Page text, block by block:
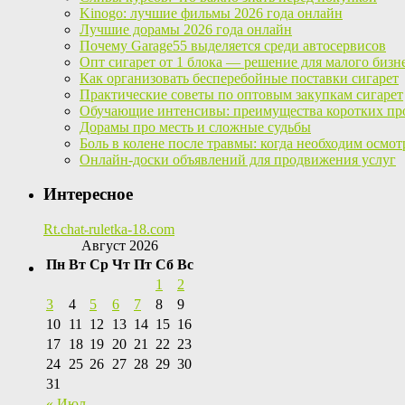
Kinogo: лучшие фильмы 2026 года онлайн
Лучшие дорамы 2026 года онлайн
Почему Garage55 выделяется среди автосервисов
Опт сигарет от 1 блока — решение для малого
Как организовать бесперебойные поставки сигарет
Практические советы по оптовым закупкам сигарет
Обучающие интенсивы: преимущества коротких
Дорамы про месть и сложные судьбы
Боль в колене после травмы: когда необходим
Онлайн-доски объявлений для продвижения услуг
Интересное
Rt.chat-ruletka-18.com
Август 2026
Пн Вт Ср Чт Пт Сб Вс
1
2
3
4 5 6 7 8
9
10 11 12 13 14 15 16
17 18 19 20 21 22 23
24 25 26 27 28 29 30
31